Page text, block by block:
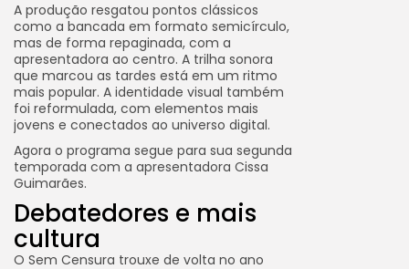
A produção resgatou pontos clássicos
como a bancada em formato semicírculo,
mas de forma repaginada, com a
apresentadora ao centro. A trilha sonora
que marcou as tardes está em um ritmo
mais popular. A identidade visual também
foi reformulada, com elementos mais
jovens e conectados ao universo digital.
Agora o programa segue para sua segunda
temporada com a apresentadora Cissa
Guimarães.
Debatedores e mais
cultura
O Sem Censura trouxe de volta no ano